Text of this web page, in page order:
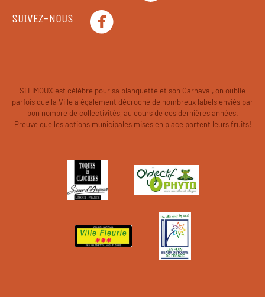
SUIVEZ-NOUS
Si LIMOUX est célèbre pour sa blanquette et son Carnaval, on oublie
parfois que la Ville a également décroché de nombreux labels enviés par
bon nombre de collectivités, au cours de ces dernières années.
Preuve que les actions municipales mises en place portent leurs fruits!